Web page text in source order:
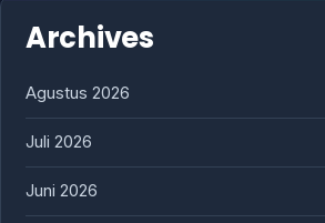
Archives
Agustus 2026
Juli 2026
Juni 2026